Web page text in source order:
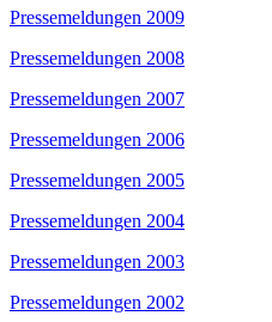
Pressemeldungen 2009
Pressemeldungen 2008
Pressemeldungen 2007
Pressemeldungen 2006
Pressemeldungen 2005
Pressemeldungen 2004
Pressemeldungen 2003
Pressemeldungen 2002